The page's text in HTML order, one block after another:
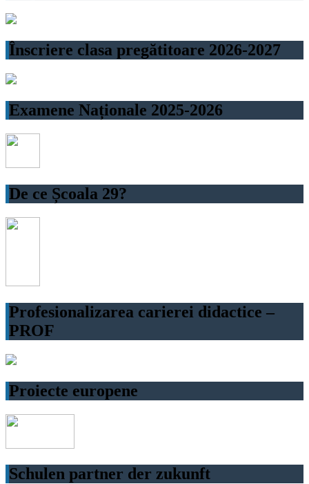
Înscriere clasa pregătitoare 2026-2027
Examene Naționale 2025-2026
De ce Școala 29?
Profesionalizarea carierei didactice –
PROF
Proiecte europene
Schulen partner der zukunft